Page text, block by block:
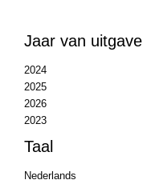
Jaar van uitgave
2024
2025
2026
2023
Taal
Nederlands